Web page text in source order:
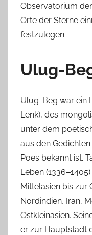
Observatorium
Orte der Sterne
festzulegen.
Ulug-
Ulug-Beg war ein
Lenk), des
unter dem
aus den
Poes bekannt ist.
Leben
Mittelasien bis zur
Nordindien, Iran,
Ostkleinasien.
er zur Hauptstadt